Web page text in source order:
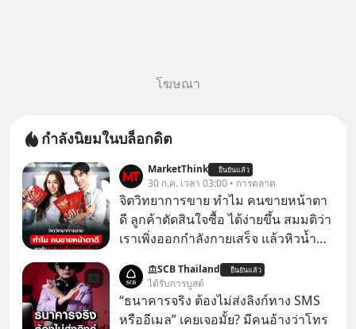
โฆษณา
กำลังนิยมในบล็อกดิต
MarketThink ยืนยันแล้ว
30 ก.ค. เวลา 03:00 • การตลาด
จิตวิทยาการขาย ทำไม คนขายหน้าตา
ดี ลูกค้าตัดสินใจซื้อ ได้ง่ายขึ้น สมมติว่า
เราเพิ่งออกกำลังกายเสร็จ แล้วหิวน้ำ
ขายของเหมือนกันทุกอย่าง
SCB Thailand ยืนยันแล้ว
ได้รับการบูสต์
“ธนาคารจริง ต้องไม่ส่งลิงก์ทาง SMS
หรืออีเมล” เคยเจอมั้ย? มีคนอ้างว่าโทร